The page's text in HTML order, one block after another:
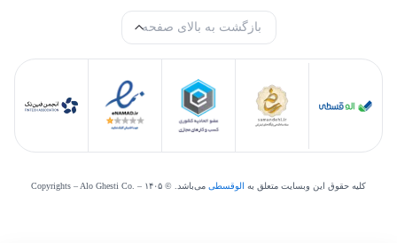
بازگشت به بالای صفحه
کلیه حقوق این وبسایت متعلق به الوقسطی می‌‌باشد. © Copyrights – Alo Ghesti Co. – ۱۴۰۵